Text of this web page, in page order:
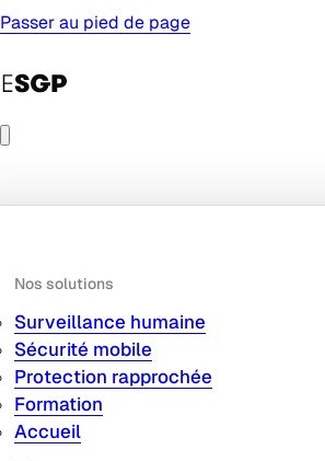
Passer au pied de page
Nos solutions
Surveillance humaine
Sécurité mobile
Protection rapprochée
Formation
Accueil